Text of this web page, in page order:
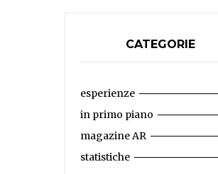
CATEGORIE
esperienze
in primo piano
magazine AR
statistiche